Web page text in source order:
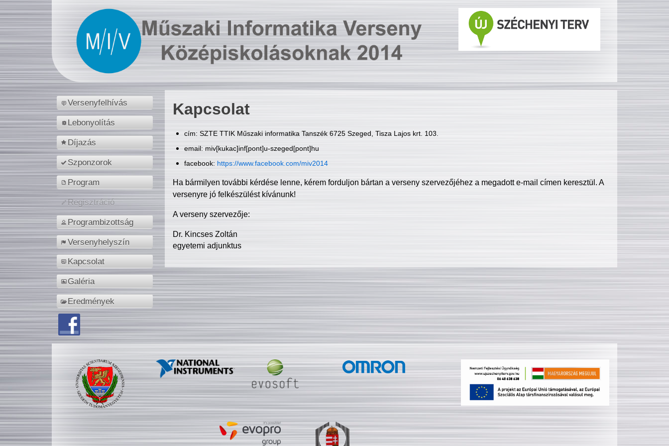
Versenyfelhívás
Lebonyolítás
Díjazás
Szponzorok
Program
Regisztráció
Programbizottság
Versenyhelyszín
Kapcsolat
Galéria
Eredmények
Kapcsolat
cím: SZTE TTIK Műszaki informatika Tanszék 6725 Szeged, Tisza Lajos krt. 103.
email: miv[kukac]inf[pont]u-szeged[pont]hu
facebook: https://www.facebook.com/miv2014
Ha bármilyen további kérdése lenne, kérem forduljon bártan a verseny szervezőjéhez a megadott e-mail címen keresztül. A
versenyre jó felkészülést kívánunk!
A verseny szervezője:
Dr. Kincses Zoltán
egyetemi adjunktus